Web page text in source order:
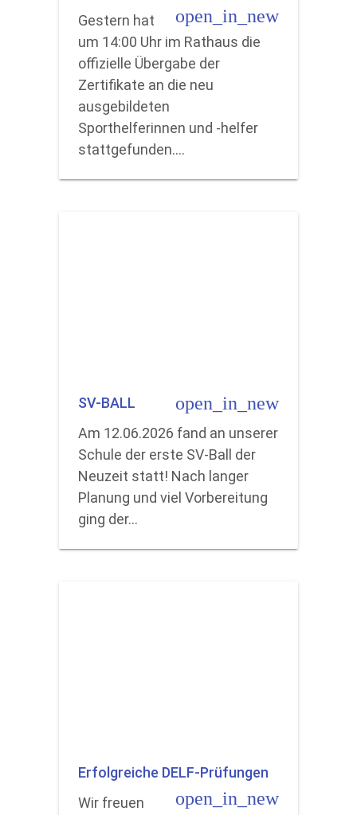
open_in_new
Gestern hat
um 14:00 Uhr im Rathaus die
offizielle Übergabe der
Zertifikate an die neu
ausgebildeten
Sporthelferinnen und -helfer
stattgefunden.…
SV-BALL open_in_new
Am 12.06.2026 fand an unserer
Schule der erste SV-Ball der
Neuzeit statt! Nach langer
Planung und viel Vorbereitung
ging der…
Erfolgreiche DELF-Prüfungen
open_in_new
Wir freuen